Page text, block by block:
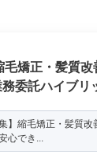
毛矯正・髪質
委託ハイブリ
】縮毛矯正・髪質
心でき...